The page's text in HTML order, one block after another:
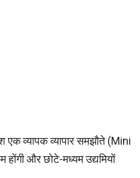
एक व्यापक व्यापार समझौते (Mini
और छोटे-मध्यम उद्यमियों